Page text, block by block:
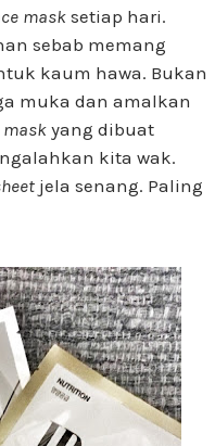
masksetiap hari.
sebab memang
kaum hawa. Bukan
muka dan amalkan
maskyang dibuat
kita wak.
jela senang. Paling